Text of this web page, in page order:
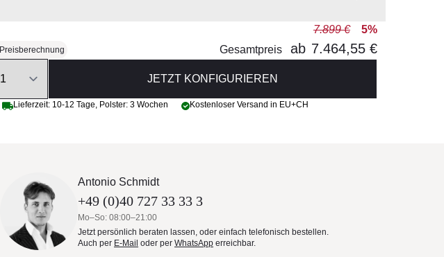
Preisberechnung
7.899 €
5%
Gesamtpreis
ab 7.464,55 €
JETZT KONFIGURIEREN
Lieferzeit: 10-12 Tage, Polster: 3 Wochen Kostenloser Versand in EU+CH
Antonio Schmidt
+49 (0)40 727 33 33 3
Mo–So: 08:00–21:00
Jetzt persönlich beraten lassen, oder einfach telefonisch bestellen.
Auch per E-Mail oder per WhatsApp erreichbar.